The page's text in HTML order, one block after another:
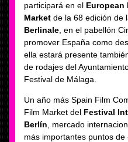
participará en el European
Market de la 68 edición de
Berlinale , en el pabellón
promover España como
ella estará presente
de rodajes del
Festival de Málaga.
Un año más Spain Film
Film Market del Festival
Berlín , mercado
más importantes puntos